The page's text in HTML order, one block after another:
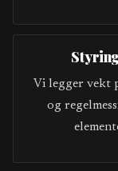
Vi legger vekt
og